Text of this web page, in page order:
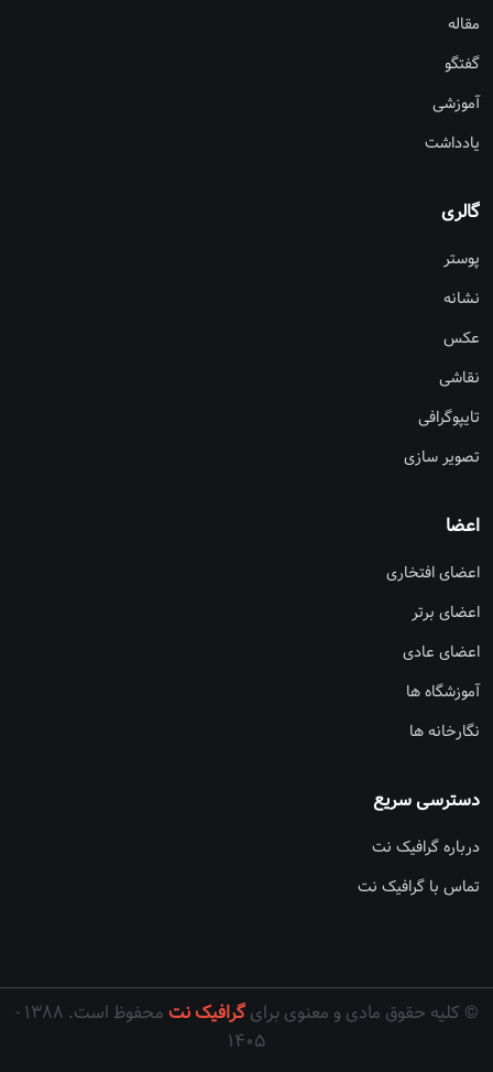
مقاله
گفتگو
آموزشی
یادداشت
گالری
پوستر
نشانه
عکس
نقاشی
تایپوگرافی
تصویر سازی
اعضا
اعضای افتخاری
اعضای برتر
اعضای عادی
آموزشگاه ها
نگارخانه ها
دسترسی سریع
درباره گرافیک نت
تماس با گرافیک نت
© کلیه حقوق مادی و معنوی برایگرافیک نت
محفوظ است. ۱۳۸۸ -
۱۴۰۵